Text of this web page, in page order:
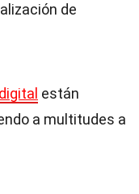
de
están
a multitudes a